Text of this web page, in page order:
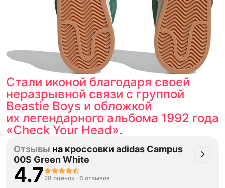
Стали иконой благодаря своей
неразрывной связи с группой
Beastie Boys и обложкой
их легендарного альбома 1992 года
«Check Your Head».
Отзывы на кроссовки adidas Campus
00S Green White
4.7 28 оценок · 6 отзывов